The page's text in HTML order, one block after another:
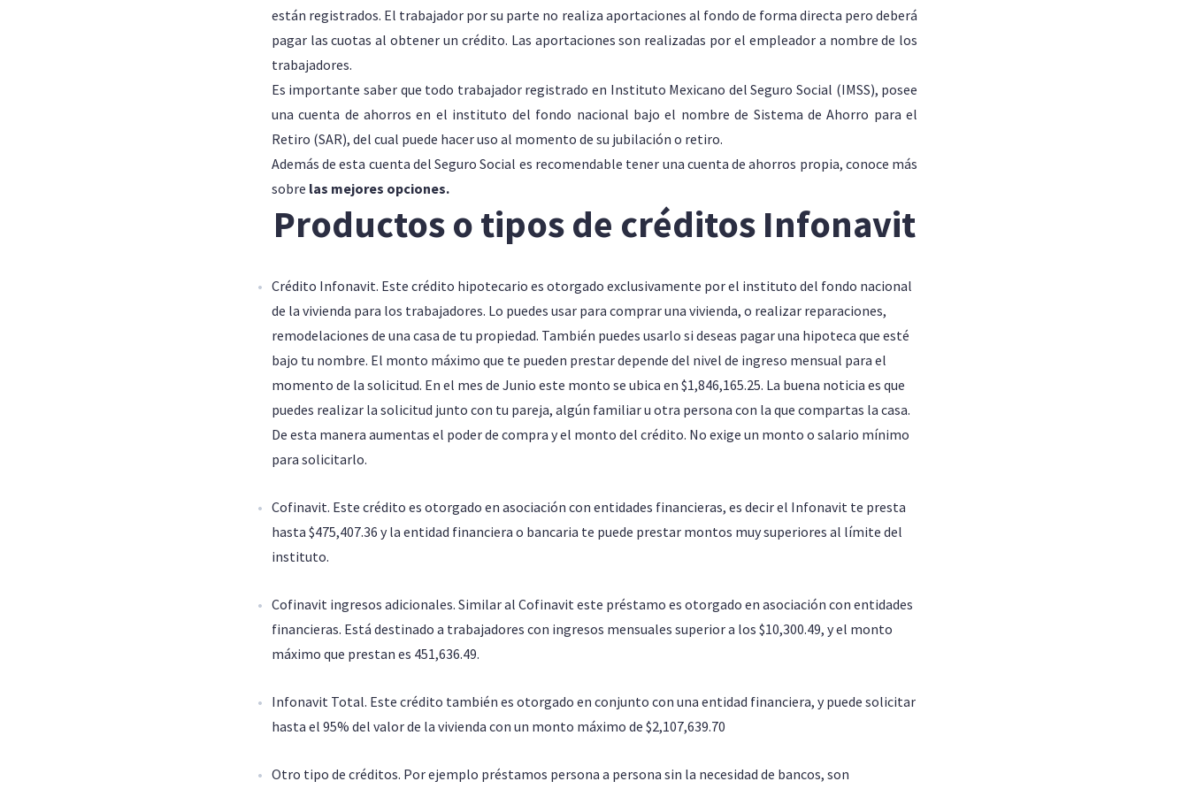
están registrados. El trabajador por su parte no realiza aportaciones al fondo de forma directa pero deberá
pagar las cuotas al obtener un crédito. Las aportaciones son realizadas por el empleador a nombre de los
trabajadores.
Es importante saber que todo trabajador registrado en Instituto Mexicano del Seguro Social (IMSS), posee
una cuenta de ahorros en el instituto del fondo nacional bajo el nombre de Sistema de Ahorro para el
Retiro (SAR), del cual puede hacer uso al momento de su jubilación o retiro.
Además de esta cuenta del Seguro Social es recomendable tener una cuenta de ahorros propia, conoce más
sobre las mejores opciones.
Productos o tipos de créditos Infonavit
Crédito Infonavit. Este crédito hipotecario es otorgado exclusivamente por el instituto del fondo nacional
de la vivienda para los trabajadores. Lo puedes usar para comprar una vivienda, o realizar reparaciones,
remodelaciones de una casa de tu propiedad. También puedes usarlo si deseas pagar una hipoteca que esté
bajo tu nombre. El monto máximo que te pueden prestar depende del nivel de ingreso mensual para el
momento de la solicitud. En el mes de Junio este monto se ubica en $1,846,165.25. La buena noticia es que
puedes realizar la solicitud junto con tu pareja, algún familiar u otra persona con la que compartas la casa.
De esta manera aumentas el poder de compra y el monto del crédito. No exige un monto o salario mínimo
para solicitarlo.
Cofinavit. Este crédito es otorgado en asociación con entidades financieras, es decir el Infonavit te presta
hasta $475,407.36 y la entidad financiera o bancaria te puede prestar montos muy superiores al límite del
instituto.
Cofinavit ingresos adicionales. Similar al Cofinavit este préstamo es otorgado en asociación con entidades
financieras. Está destinado a trabajadores con ingresos mensuales superior a los $10,300.49, y el monto
máximo que prestan es 451,636.49.
Infonavit Total. Este crédito también es otorgado en conjunto con una entidad financiera, y puede solicitar
hasta el 95% del valor de la vivienda con un monto máximo de $2,107,639.70
Otro tipo de créditos. Por ejemplo préstamos persona a persona sin la necesidad de bancos, son